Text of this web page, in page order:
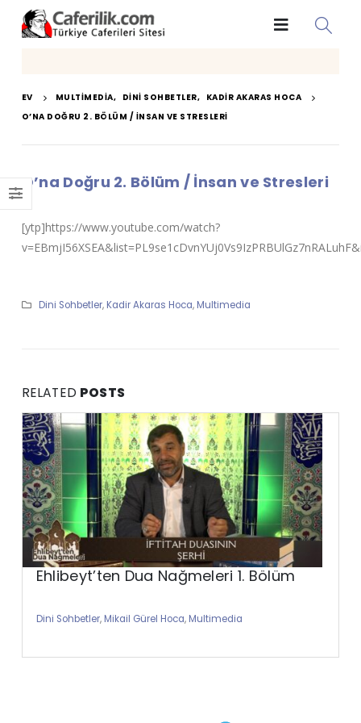
EV MULTIMEDIA, DINI SOHBETLER, KADIR AKARAS HOCA
O’NA DOĞRU 2. BÖLÜM / İNSAN VE STRESLERI
O’na Doğru 2. Bölüm / İnsan ve Stresleri
[ytp]https://www.youtube.com/watch?
Dini Sohbetler, Kadir Akaras Hoca, Multimedia
RELATED POSTS
Ehlibeyt’ten Dua Nağmeleri 1. Bölüm
Dini Sohbetler, Mikail Gürel Hoca, Multimedia